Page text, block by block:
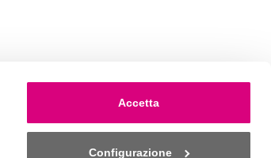
Accetta
Configurazione